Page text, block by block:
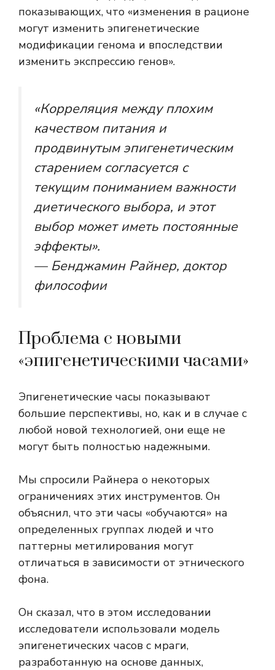
показывающих, что «изменения в рационе
могут изменить эпигенетические
модификации генома и впоследствии
изменить экспрессию генов».
«Корреляция между плохим
качеством питания и
продвинутым эпигенетическим
старением согласуется с
текущим пониманием важности
диетического выбора, и этот
выбор может иметь постоянные
эффекты».
— Бенджамин Райнер, доктор
философии
Проблема с новыми
«эпигенетическими часами»
Эпигенетические часы показывают
большие перспективы, но, как и в случае с
любой новой технологией, они еще не
могут быть полностью надежными.
Мы спросили Райнера о некоторых
ограничениях этих инструментов. Он
объяснил, что эти часы «обучаются» на
определенных группах людей и что
паттерны метилирования могут
отличаться в зависимости от этнического
фона.
Он сказал, что в этом исследовании
исследователи использовали модель
эпигенетических часов с мраги,
разработанную на основе данных,